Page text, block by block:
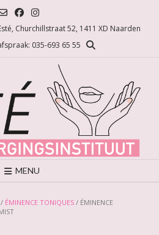
Churchillstraat 52, 1411 XD Naarden
035-693 65 55
MENU
/ ÉMINENCE TONIQUES / ÉMINENCE